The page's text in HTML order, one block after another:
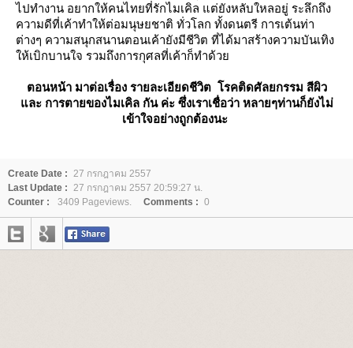
ไปทำงาน อยากให้คนไทยที่รักไมเคิล แต่ยังหลับใหลอยู่ ระลึกถึง
ความดีที่เค้าทำให้ต่อมนุษยชาติ ทั่วโลก ทั้งดนตรี การเต้นท่า
ต่างๆ ความสนุกสนานตอนเค้ายังมีชีวิต ที่ได้มาสร้างความบันเทิง
ห้เบิกบานใจ รวมถึงการกุศลที่เค้าก็ทำด้ว
ตอนหน้า มาต่อเรื่อง รายละเอียดชีวิต โรคติดศัลยกรรม สีผิว
ละ การตายของไมเคิล กัน ค่ะ ซึ่งเราเชื่อว่า หลายๆท่านก็ยังไม่
เข้าใจอย่างถูกต้องนะ
Create Date :
27 กรกฎาคม 2557
Last Update :
27 กรกฎาคม 2557 20:59:27 น.
Counter :
3409 Pageviews. Comments : 0